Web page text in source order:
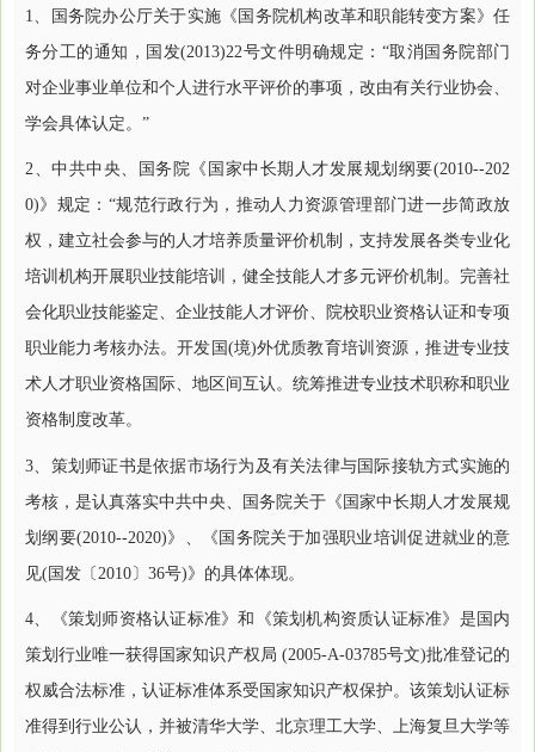
1、国务院办公厅关于实施《国务院机构改革和职能转变方案》任
务分工的通知，国发(2013)22号文件明确规定：“取消国务院部门
对企业事业单位和个人进行水平评价的事项，改由有关行业协会、
学会具体认定。”
2、中共中央、国务院《国家中长期人才发展规划纲要(2010--202
0)》规定：“规范行政行为，推动人力资源管理部门进一步简政放
权，建立社会参与的人才培养质量评价机制，支持发展各类专业化
培训机构开展职业技能培训，健全技能人才多元评价机制。完善社
会化职业技能鉴定、企业技能人才评价、院校职业资格认证和专项
职业能力考核办法。开发国(境)外优质教育培训资源，推进专业技
术人才职业资格国际、地区间互认。统筹推进专业技术职称和职业
资格制度改革。
3、策划师证书是依据市场行为及有关法律与国际接轨方式实施的
考核，是认真落实中共中央、国务院关于《国家中长期人才发展规
划纲要(2010--2020)》、《国务院关于加强职业培训促进就业的意
见(国发〔2010〕36号)》的具体体现。
4、《策划师资格认证标准》和《策划机构资质认证标准》是国内
策划行业唯一获得国家知识产权局 (2005-A-03785号文)批准登记的
权威合法标准，认证标准体系受国家知识产权保护。该策划认证标
准得到行业公认，并被清华大学、北京理工大学、上海复旦大学等